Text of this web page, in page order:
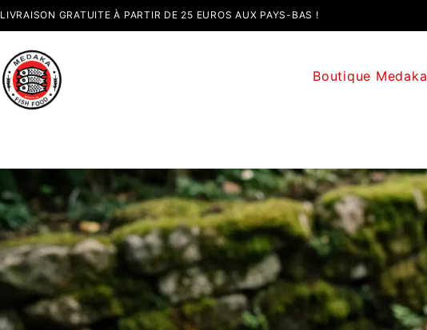
LIVRAISON GRATUITE À PARTIR DE 25 EUROS AUX PAYS-BAS !
Boutique Medaka